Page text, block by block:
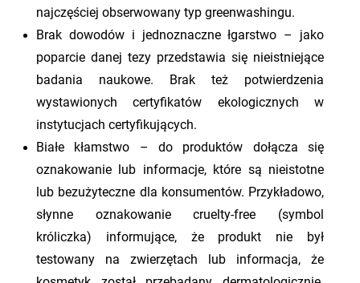
najczęściej obserwowany typ greenwashingu.
Brak dowodów i jednoznaczne łgarstwo – jako
poparcie danej tezy przedstawia się nieistniejące
badania naukowe. Brak też potwierdzenia
wystawionych certyfikatów ekologicznych w
instytucjach certyfikujących.
Białe kłamstwo – do produktów dołącza się
oznakowanie lub informacje, które są nieistotne
lub bezużyteczne dla konsumentów. Przykładowo,
słynne oznakowanie cruelty-free (symbol
króliczka) informujące, że produkt nie był
testowany na zwierzętach lub informacja, że